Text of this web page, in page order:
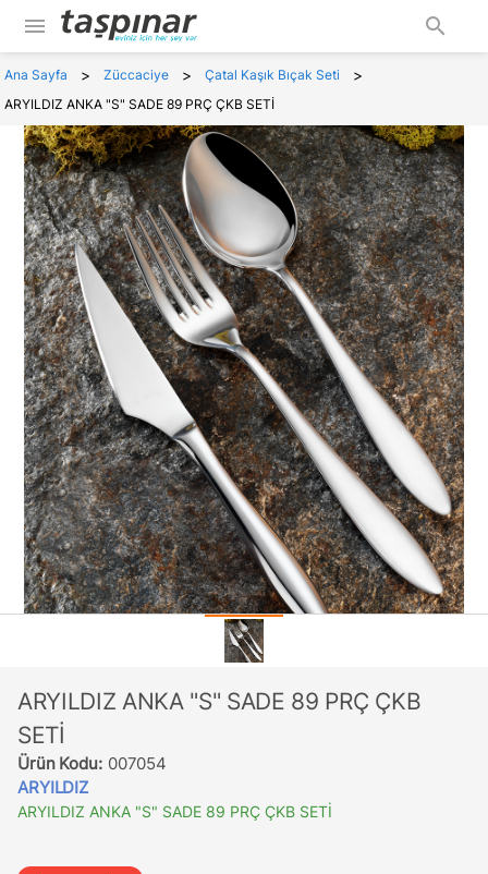
menu search
Ana Sayfa > Züccaciye > Çatal Kaşık Bıçak Seti >
ARYILDIZ ANKA "S" SADE 89 PRÇ ÇKB SETİ
ARYILDIZ ANKA "S" SADE 89 PRÇ ÇKB
SETİ
Ürün Kodu: 007054
ARYILDIZ
ARYILDIZ ANKA "S" SADE 89 PRÇ ÇKB SETİ